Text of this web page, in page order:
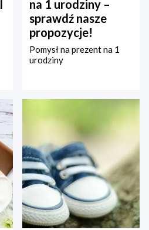
na 1 urodziny –
sprawdź nasze
propozycje!
Pomysł na prezent na 1
urodziny